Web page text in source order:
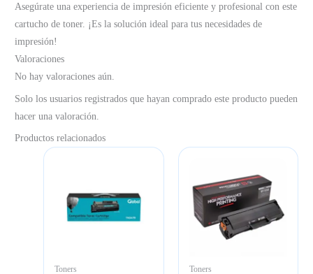
Asegúrate una experiencia de impresión eficiente y profesional con este
cartucho de toner. ¡Es la solución ideal para tus necesidades de
impresión!
Valoraciones
No hay valoraciones aún.
Solo los usuarios registrados que hayan comprado este producto pueden
hacer una valoración.
Productos relacionados
Toners Toners